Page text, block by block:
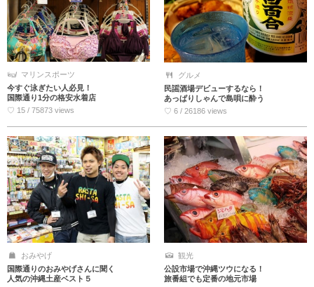
マリンスポーツ
今すぐ泳ぎたい人必見！
国際通り1分の格安水着店
♡ 15 / 75873 views
グルメ
民謡酒場デビューするなら！
あっぱりしゃんで島唄に酔う
♡ 6 / 26186 views
おみやげ
国際通りのおみやげさんに聞く
人気の沖縄土産ベスト５
観光
公設市場で沖縄ツウになる！
旅番組でも定番の地元市場